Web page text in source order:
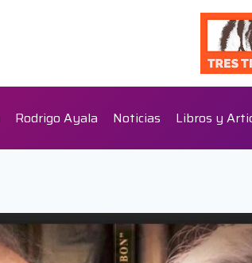
Rodrigo Ayala Noticias Libros y